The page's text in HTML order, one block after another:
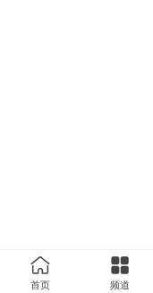
首页 频道